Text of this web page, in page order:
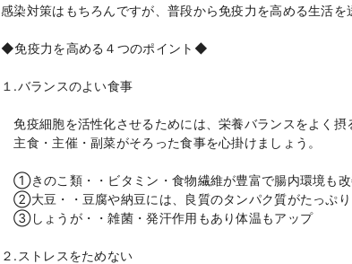
感染対策はもちろんですが、普段から免疫力を高める生活を
◆免疫力を高める４つのポイント◆
１.バランスのよい食事
免疫細胞を活性化させるためには、栄養バランスをよく摂
主食・主催・副菜がそろった食事を心掛けましょう。
①きのこ類・・ビタミン・食物繊維が豊富で腸内環境も
②大豆・・豆腐や納豆には、良質のタンパク質がたっぷり
③しょうが・・雑菌・発汗作用もあり体温もアップ
２.ストレスをためない